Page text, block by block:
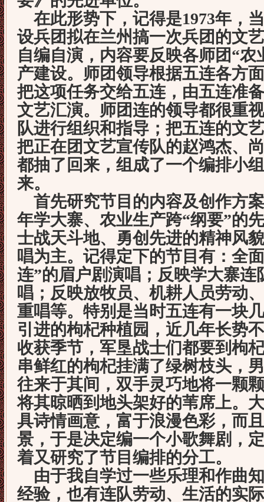
在此形势下，记得是1973年，
设兵团拟在兰州搞一次兵团的文
自编自演，内容要反映各师团“
产建设。师团领导根据五连各方
把这项任务交给五连，由五连准
文艺汇演。师团连的领导都很重
队进行组织和指导；把五连的文
把正在团文艺宣传队的赵鸿杰、
都抽了回来，组成了一个编排小
来。
首先研究节目的内容及创作方
年学大寨、农业生产跨“纲要”的
士战天斗地、勇创先进的精神风
唱为主。记得定下的节目有：全
连”的眉户剧演唱；反映学大寨连
唱；反映放牧员、机耕人员劳动
重唱等。特别是当时五连有一块
引进的枸杞种植园，近几年长势
收获季节，军垦战士们都要到枸
串鲜红的枸杞挂满了绿树枝头，
往来于其间，双手灵巧地将一颗
将其晾晒到地头架好的苇席上。
具诗情画意，富于浪漫色彩，而
景，于是决定编一个小歌舞剧，
着又研究了节目编排的分工。
由于我自学过一些乐理和作曲
经验，也有连队劳动、生活的实